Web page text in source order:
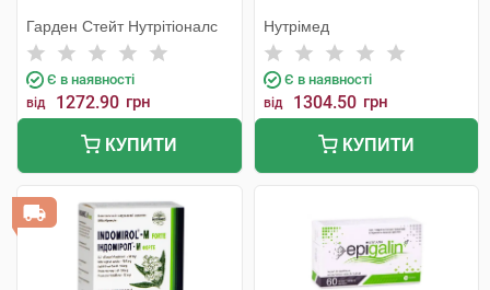
Гарден Стейт Нутрітіоналс
Є в наявності
від 1272.90 грн
КУПИТИ
Нутрімед
Є в наявності
від 1304.50 грн
КУПИТИ